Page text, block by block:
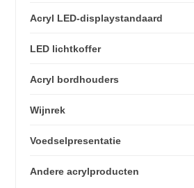
Acryl LED-displaystandaard
LED lichtkoffer
Acryl bordhouders
Wijnrek
Voedselpresentatie
Andere acrylproducten